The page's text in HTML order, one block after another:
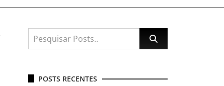
POSTS RECENTES